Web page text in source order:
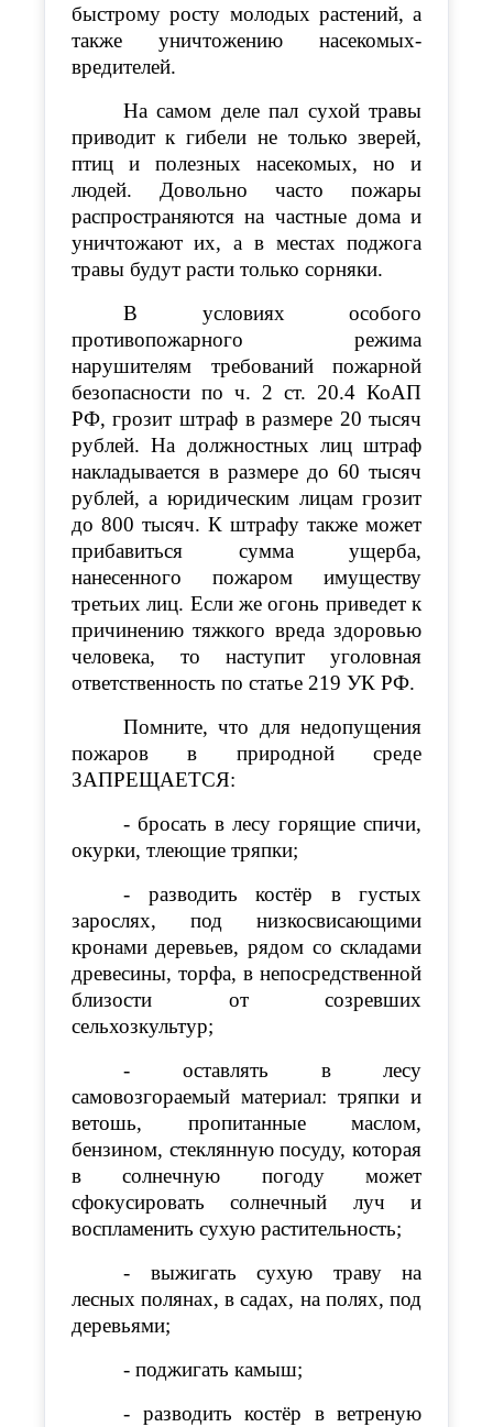
быстрому росту молодых растений, а
также уничтожению насекомых-
вредителей.
На самом деле пал сухой травы
приводит к гибели не только зверей,
птиц и полезных насекомых, но и
людей. Довольно часто пожары
распространяются на частные дома и
уничтожают их, а в местах поджога
травы будут расти только сорняки.
В условиях особого
противопожарного режима
нарушителям требований пожарной
безопасности по ч. 2 ст. 20.4 КоАП
РФ, грозит штраф в размере 20 тысяч
рублей. На должностных лиц штраф
накладывается в размере до 60 тысяч
рублей, а юридическим лицам грозит
до 800 тысяч. К штрафу также может
прибавиться сумма ущерба,
нанесенного пожаром имуществу
третьих лиц. Если же огонь приведет к
причинению тяжкого вреда здоровью
человека, то наступит уголовная
ответственность по статье 219 УК РФ.
Помните, что для недопущения
пожаров в природной среде
ЗАПРЕЩАЕТСЯ:
- бросать в лесу горящие спичи,
окурки, тлеющие тряпки;
- разводить костёр в густых
зарослях, под низкосвисающими
кронами деревьев, рядом со складами
древесины, торфа, в непосредственной
близости от созревших
сельхозкультур;
- оставлять в лесу
самовозгораемый материал: тряпки и
ветошь, пропитанные маслом,
бензином, стеклянную посуду, которая
в солнечную погоду может
сфокусировать солнечный луч и
воспламенить сухую растительность;
- выжигать сухую траву на
лесных полянах, в садах, на полях, под
деревьями;
- поджигать камыш;
- разводить костёр в ветреную